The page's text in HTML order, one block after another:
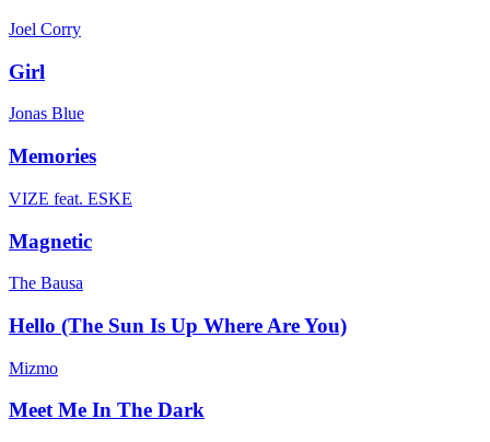
Joel Corry
Girl
Jonas Blue
Memories
VIZE feat. ESKE
Magnetic
The Bausa
Hello (The Sun Is Up Where Are You)
Mizmo
Meet Me In The Dark